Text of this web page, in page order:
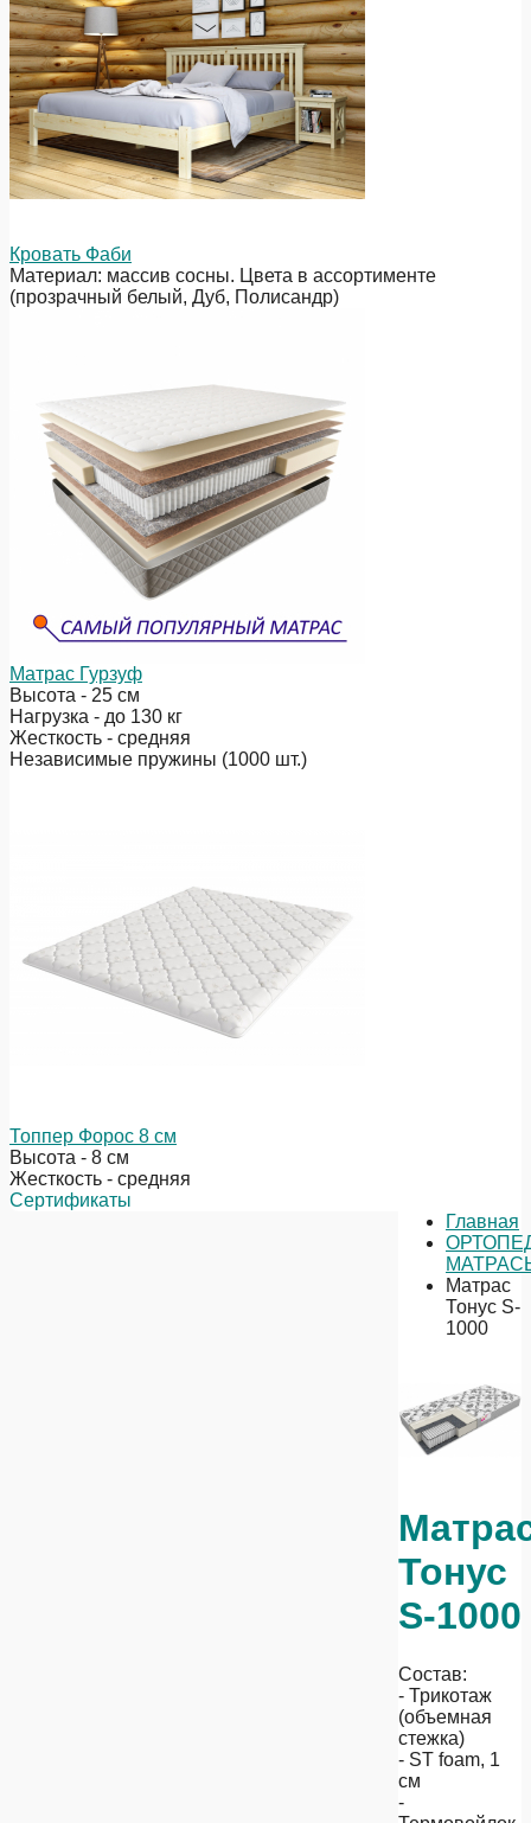
Кровать Фаби
Материал: массив сосны. Цвета в ассортименте
(прозрачный белый, Дуб, Полисандр)
Матрас Гурзуф
Высота - 25 см
Нагрузка - до 130 кг
Жесткость - средняя
Независимые пружины (1000 шт.)
Топпер Форос 8 см
Высота - 8 см
Жесткость - средняя
Сертификаты
Главная
Матрас
Тонус S-
1000
Тонус
S-1000
Состав:
- Трикотаж
(объемная
стежка)
- ST foam, 1
см
-